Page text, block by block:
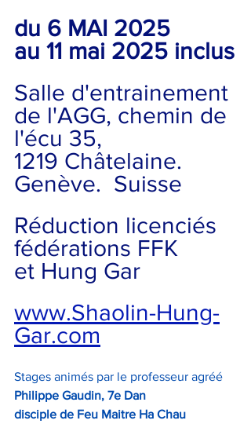
du 6 MAI 2025
au 11 mai 2025 inclus
Salle d'entrainement
de l'AGG, chemin de
l'écu 35,
1219 Châtelaine.
Genève.  Suisse
Réduction licenciés
fédérations FFK
et Hung Gar
www.Shaolin-Hung-
Gar.com
Stages animés par le professeur agréé
Philippe Gaudin, 7e Dan
disciple de Feu Maitre Ha Chau